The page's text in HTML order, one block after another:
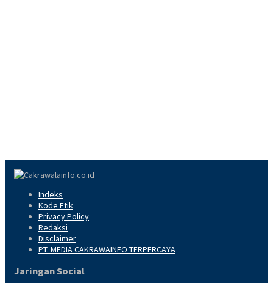
Indeks
Kode Etik
Privacy Policy
Redaksi
Disclaimer
PT. MEDIA CAKRAWAINFO TERPERCAYA
Jaringan Social